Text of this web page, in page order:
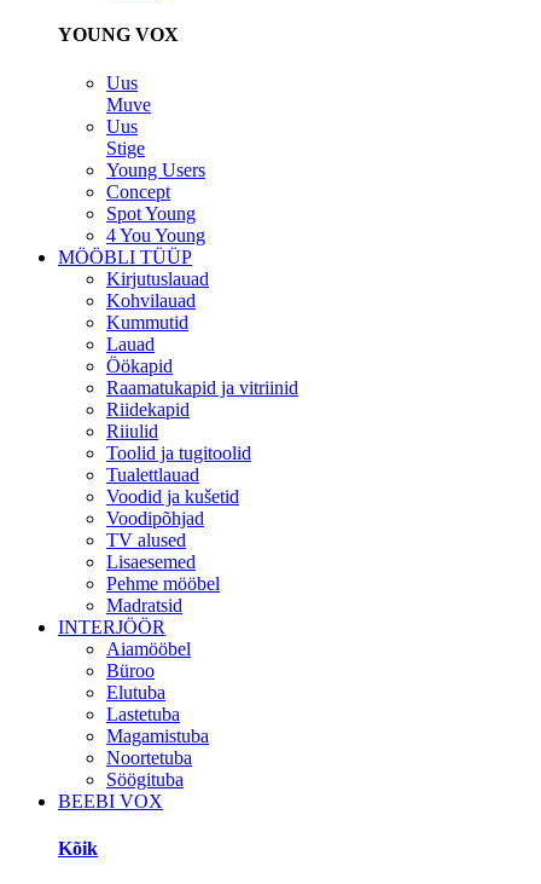
YOUNG VOX
Uus
Muve
Uus
Stige
Young Users
Concept
Spot Young
4 You Young
MÖÖBLI TÜÜP
Kirjutuslauad
Kohvilauad
Kummutid
Lauad
Öökapid
Raamatukapid ja vitriinid
Riidekapid
Riiulid
Toolid ja tugitoolid
Tualettlauad
Voodid ja kušetid
Voodipõhjad
TV alused
Lisaesemed
Pehme mööbel
Madratsid
INTERJÖÖR
Aiamööbel
Büroo
Elutuba
Lastetuba
Magamistuba
Noortetuba
Söögituba
BEEBI VOX
Kõik